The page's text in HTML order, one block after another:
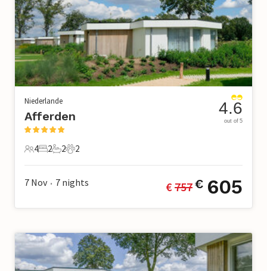
Niederlande
Afferden
4 Gäste
4
2 Schlafzimmer
2
2 Badezimmer
2
2 Haustiere
2
4.6
out of 5
7 Nov • 7 nights € 757€ 605